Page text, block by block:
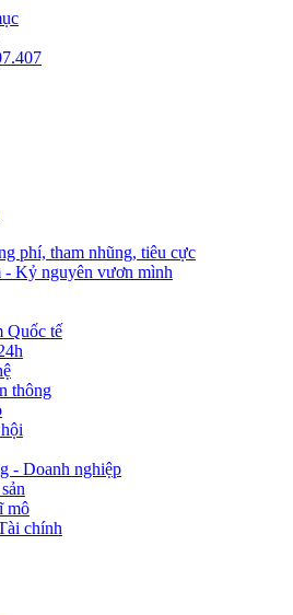
phí, tham nhũng, tiêu cực
- Kỷ nguyên vươn mình
Quốc tế
thông
- Doanh nghiệp
mô
chính